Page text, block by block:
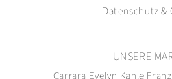
Datenschutz &
UNSERE
Carrara Evelyn Kahle